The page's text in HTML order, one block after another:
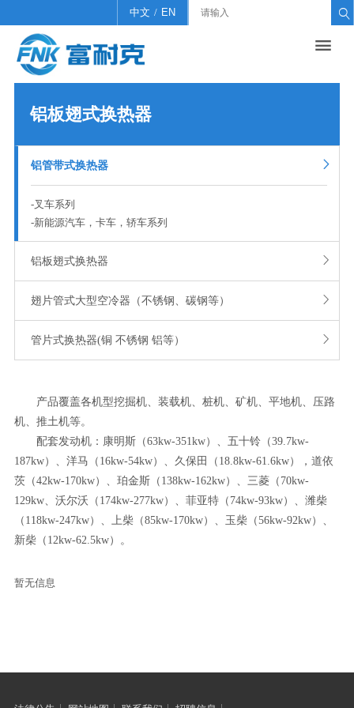

中文 / EN

产品中心
铝管带式换热器
管片式换热器(铜 不锈钢 铝等）
关于我们
公司简介
招贤纳士
招聘信息
新闻中心
公司新闻
联系我们
联系我们
铝板翅式换热器
铝管带式换热器 
-叉车系列
-新能源汽车，卡车，轿车系列
铝板翅式换热器 
翅片管式大型空冷器（不锈钢、碳钢等） 
管片式换热器(铜 不锈钢 铝等） 
产品覆盖各机型挖掘机、装载机、桩机、矿机、平地机、压路
机、推土机等。
配套发动机：康明斯（63kw-351kw）、五十铃（39.7kw-
187kw）、洋马（16kw-54kw）、久保田（18.8kw-61.6kw），道依
茨（42kw-170kw）、珀金斯（138kw-162kw）、三菱（70kw-
129kw、沃尔沃（174kw-277kw）、菲亚特（74kw-93kw）、潍柴
（118kw-247kw）、上柴（85kw-170kw）、玉柴（56kw-92kw）、
新柴（12kw-62.5kw）。
暂无信息